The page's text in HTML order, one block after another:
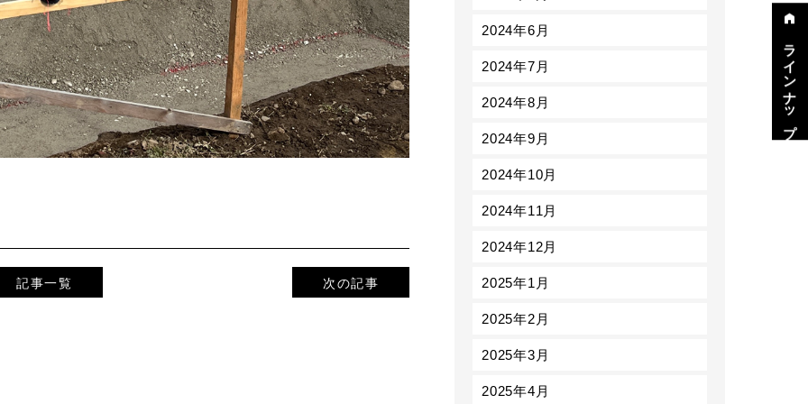
記事一覧 次の記事
2024年6月
2024年7月
2024年8月
2024年9月
2024年10月
2024年11月
2024年12月
2025年1月
2025年2月
2025年3月
2025年4月
ラインナップ